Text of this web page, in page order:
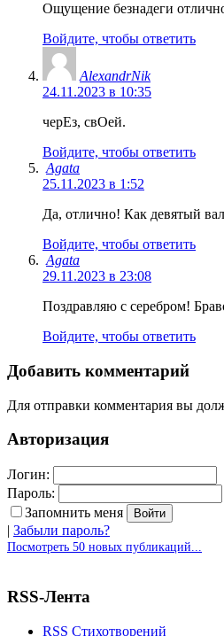
Ощущение безнадеги
Войдите, чтобы ответить
AlexandrNik
24.11.2023 в 10:35
черЕз, свОей.
Войдите, чтобы ответить
Agata
25.11.2023 в 1:52
Да, отлично! Как девятый
Войдите, чтобы ответить
Agata
29.11.2023 в 23:08
Поздравляю с серебром!
Войдите, чтобы ответить
Добавить комментарий
Для отправки комментария вы
Авторизация
Логин:
Пароль:
Запомнить меня
| Забыли пароль?
Посмотреть 50 новых публикаций...
RSS-Лента
RSS Стихотворений